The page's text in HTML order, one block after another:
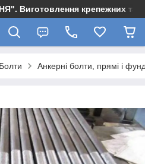
Виготовлення крепежних та
Болти Анкерні болти, прямі і